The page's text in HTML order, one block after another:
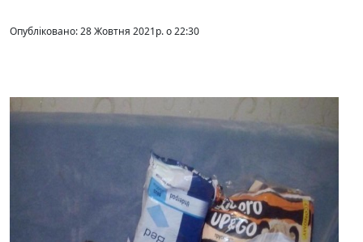
Опубліковано: 28 Жовтня 2021р. о 22:30